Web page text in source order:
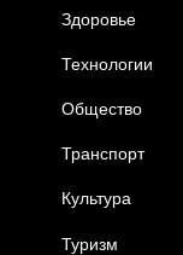
Здоровье
Технологии
Общество
Транспорт
Культура
Туризм